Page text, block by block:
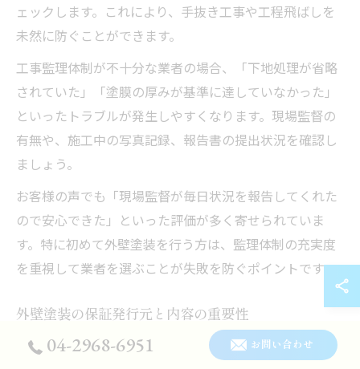
ェックします。これにより、手抜き工事や工程飛ばしを
未然に防ぐことができます。
工事監理体制が不十分な業者の場合、「下地処理が省略
されていた」「塗膜の厚みが基準に達していなかった」
といったトラブルが発生しやすくなります。現場監督の
有無や、施工中の写真記録、報告書の提出状況を確認し
ましょう。
お客様の声でも「現場監督が毎日状況を報告してくれた
ので安心できた」といった評価が多く寄せられていま
す。特に初めて外壁塗装を行う方は、監理体制の充実度
を重視して業者を選ぶことが失敗を防ぐポイントです。
外壁塗装の保証発行元と内容の重要性
外壁塗装の保証は、施工後の安心を裏付ける重要な要素
04-2968-6951 お問い合わせ